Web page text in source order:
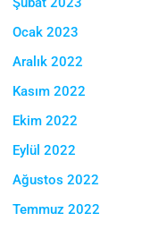
Ocak 2023
Aralık 2022
Kasım 2022
Ekim 2022
Eylül 2022
Ağustos 2022
Temmuz 2022